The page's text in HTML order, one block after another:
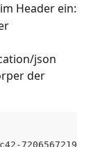
Header ein:
json
der